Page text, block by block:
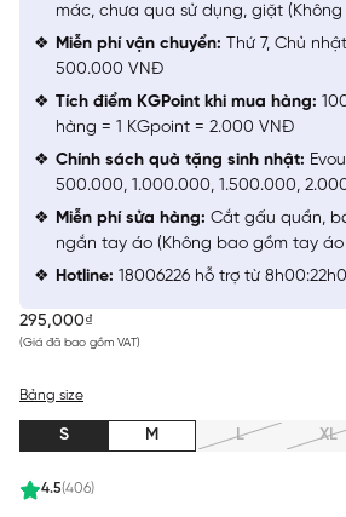
295,000₫
(Giá đã bao gồm VAT)
4.5(406)
Bảng size
S M L XL
mác, chưa qua sử dụng, giặt
Miễn phí vận chuyển: Thứ 7, Chủ
500.000 VNĐ
Tích điểm KGPoint khi mua hàng:
hàng = 1 KGpoint = 2.000 VNĐ
Chính sách quà tặng sinh nhật:
500.000, 1.000.000, 1.500.000,
Miễn phí sửa hàng: Cắt gấu quần,
ngắn tay áo (Không bao gồm tay áo
Hotline: 18006226 hỗ trợ từ